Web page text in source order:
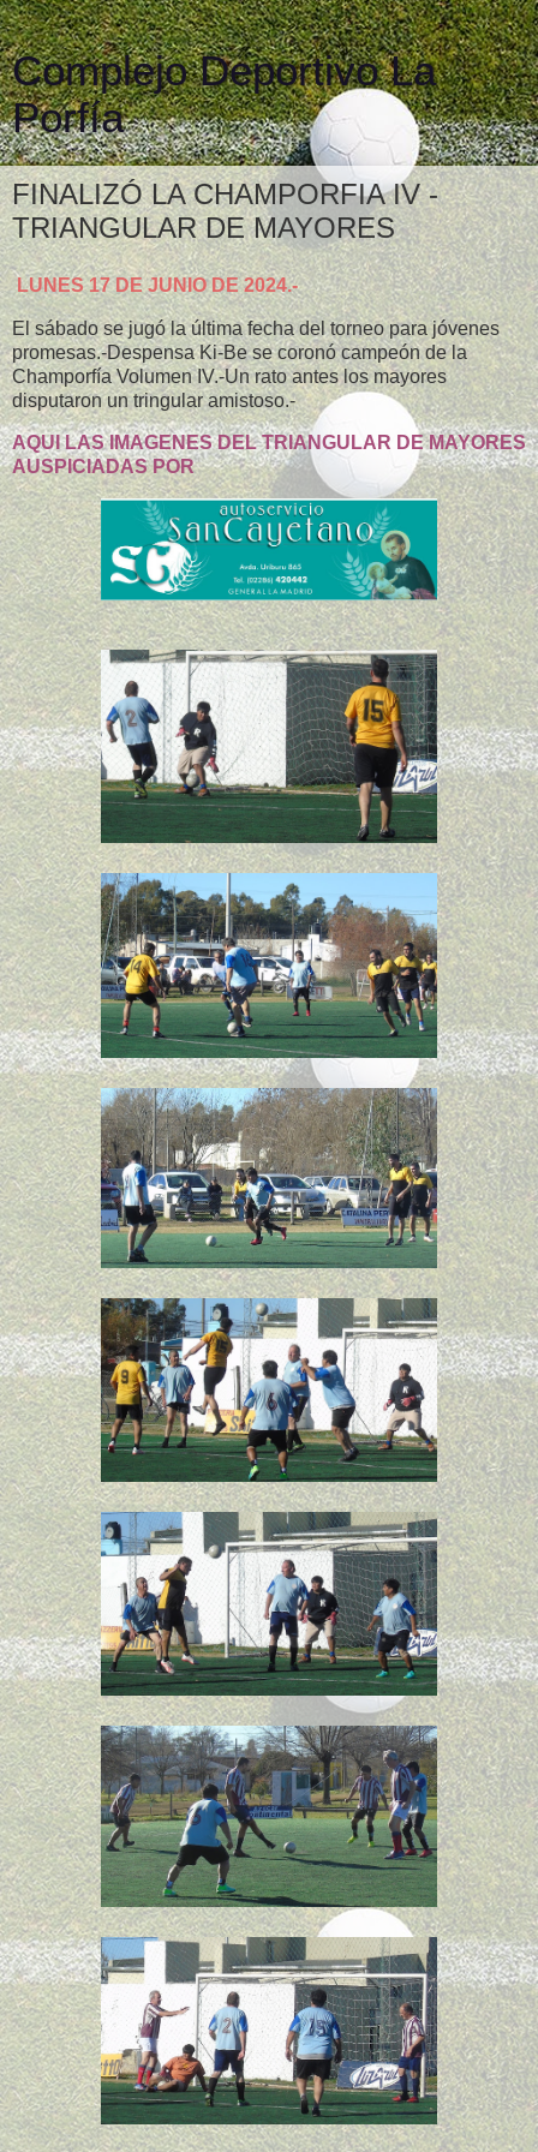
Complejo Deportivo La
Porfía
FINALIZÓ LA CHAMPORFIA IV -
TRIANGULAR DE MAYORES
LUNES 17 DE JUNIO DE 2024.-
El sábado se jugó la última fecha del torneo para jóvenes
promesas.-Despensa Ki-Be se coronó campeón de la
Champorfía Volumen IV.-Un rato antes los mayores
disputaron un tringular amistoso.-
AQUI LAS IMAGENES DEL TRIANGULAR DE MAYORES
AUSPICIADAS POR